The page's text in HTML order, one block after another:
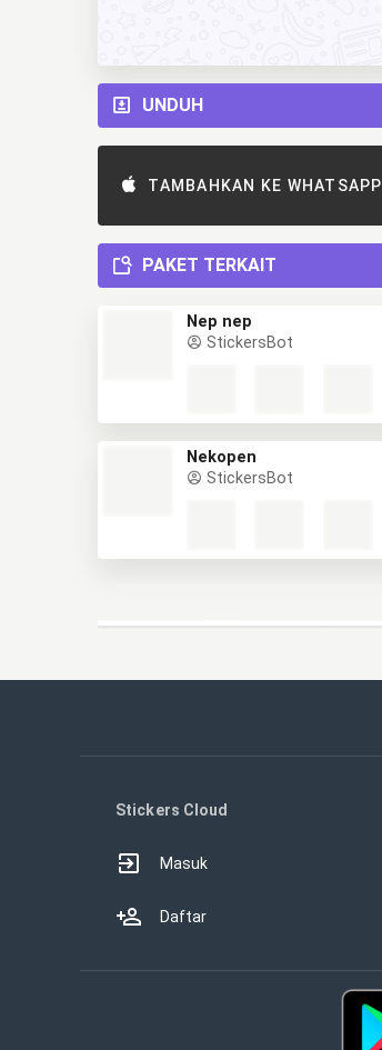
UNDUH
TAMBAHKAN KE WHATSAPP
PAKET TERKAIT
Nep nep
StickersBot
Nekopen
StickersBot
Stickers Cloud
Masuk
Daftar